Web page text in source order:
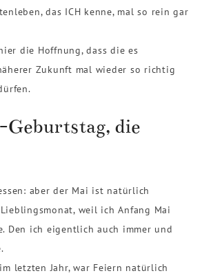
das ICH kenne, mal so rein gar
die Hoffnung, dass die es
Zukunft mal wieder so richtig
Geburtstag, die
aber der Mai ist natürlich
weil ich Anfang Mai
Den ich eigentlich auch immer und
letzten Jahr, war Feiern natürlich